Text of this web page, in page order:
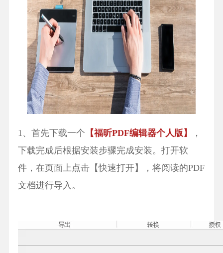
1、首先下载一个 【福昕PDF编辑器个人版】
，
下载完成后根据安装步骤完成安装。打开软
件，在页面上点击【快速打开】，将阅读的PDF
文档进行导入。